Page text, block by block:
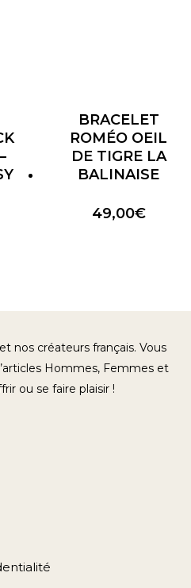
BRACELET
ROMÉO OEIL
DE TIGRE LA
BALINAISE
49,00€
nos créateurs français. Vous
Hommes, Femmes et
ou se faire plaisir !